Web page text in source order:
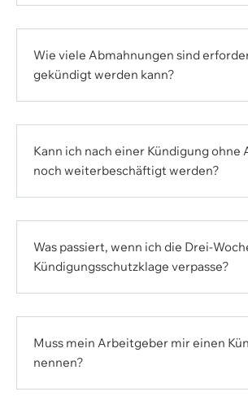
Wie viele Abmahnungen sind
gekündigt werden kann?
Kann ich nach einer Kündigung ohne
noch weiterbeschäftigt werden?
Was passiert, wenn ich die Drei-
Kündigungsschutzklage verpasse?
Muss mein Arbeitgeber mir einen
nennen?